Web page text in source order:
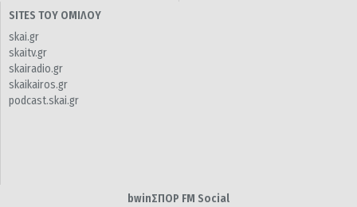
SITES ΤΟΥ ΟΜΙΛΟΥ
skai.gr
skaitv.gr
skairadio.gr
skaikairos.gr
podcast.skai.gr
bwinΣΠΟΡ FM Social